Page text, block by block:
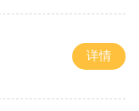
详情